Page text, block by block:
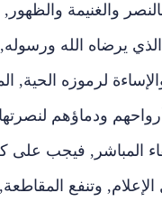
والغنيمة
يرضاه الله
لرموزه الحية,
ودماؤهم
المباشر, فيجب على
وتنفع المقاطعة,